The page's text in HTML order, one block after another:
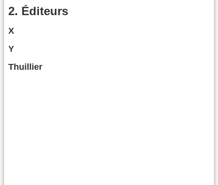
2. Éditeurs
X
Y
Thuillier